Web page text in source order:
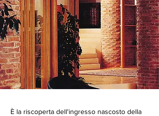
È la riscoperta dell'ingresso nascosto della